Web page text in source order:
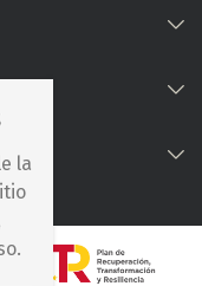
la